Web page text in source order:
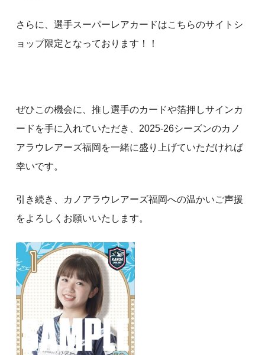
さらに、選手スーパーレアカードはこちらのサイトシ
ョップ限定となっております！！
ぜひこの機会に、推し選手のカードや箔押しサインカ
ードを手に入れていただき、2025-26シーズンのカノ
アラウレアーズ福岡を一緒に盛り上げていただければ
幸いです。
引き続き、カノアラウレアーズ福岡への温かいご声援
をよろしくお願いいたします。